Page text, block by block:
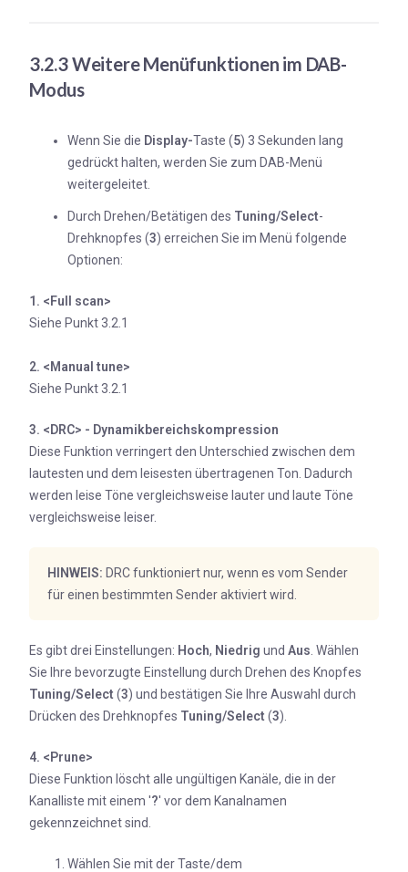
3.2.3 Weitere Menüfunktionen im DAB-
Modus
Wenn Sie die Display-Taste (5) 3 Sekunden lang
gedrückt halten, werden Sie zum DAB-Menü
weitergeleitet.
Durch Drehen/Betätigen des Tuning/Select-
Drehknopfes (3) erreichen Sie im Menü folgende
Optionen:
1. <Full scan>
Siehe Punkt 3.2.1
2. <Manual tune>
Siehe Punkt 3.2.1
3. <DRC> - Dynamikbereichskompression
Diese Funktion verringert den Unterschied zwischen dem
lautesten und dem leisesten übertragenen Ton. Dadurch
werden leise Töne vergleichsweise lauter und laute Töne
vergleichsweise leiser.
HINWEIS: DRC funktioniert nur, wenn es vom Sender
für einen bestimmten Sender aktiviert wird.
Es gibt drei Einstellungen: Hoch, Niedrig und Aus . Wählen
Sie Ihre bevorzugte Einstellung durch Drehen des Knopfes
Tuning/Select (3) und bestätigen Sie Ihre Auswahl durch
Drücken des Drehknopfes Tuning/Select (3).
4. <Prune>
Diese Funktion löscht alle ungültigen Kanäle, die in der
Kanalliste mit einem '?' vor dem Kanalnamen
gekennzeichnet sind.
Wählen Sie mit der Taste/dem